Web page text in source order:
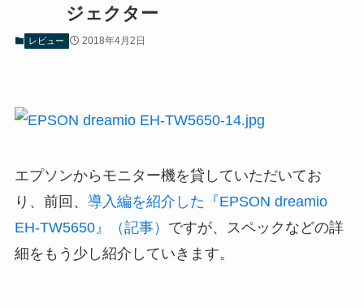
ジェクター
レビュー 2018年4月2日
エプソンからモニター機を貸していただいてお
り、前回、 導入編を紹介した『EPSON dreamio
EH-TW5650』（記事） ですが、スペックなどの詳
細をもう少し紹介していきます。